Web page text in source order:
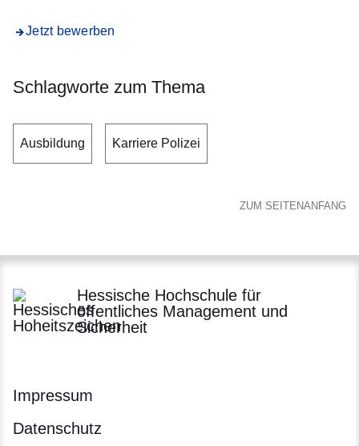
Jetzt bewerben
Schlagworte zum Thema
Ausbildung Karriere Polizei
ZUM SEITENANFANG
Hessische Hochschule für
öffentliches Management und
Sicherheit
Impressum
Datenschutz